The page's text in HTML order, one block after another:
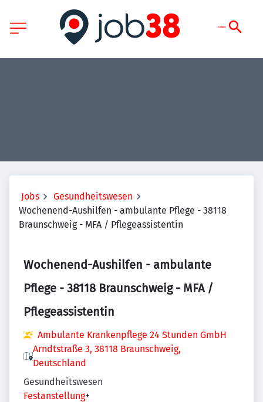
Jobs
Gesundheitswesen
Wochenend-Aushilfen - ambulante Pflege - 38118
Braunschweig - MFA / Pflegeassistentin
Wochenend-Aushilfen - ambulante
Pflege - 38118 Braunschweig - MFA /
Pflegeassistentin
Ambulante Krankenpflege 24 Stunden GmbH
Arndtstraße 3, 38118 Braunschweig,
Deutschland
Gesundheitswesen
Festanstellung+